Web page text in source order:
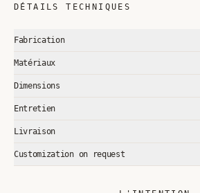
DÉTAILS TECHNIQUES
Fabrication
Matériaux
Dimensions
Entretien
Livraison
Customization on request